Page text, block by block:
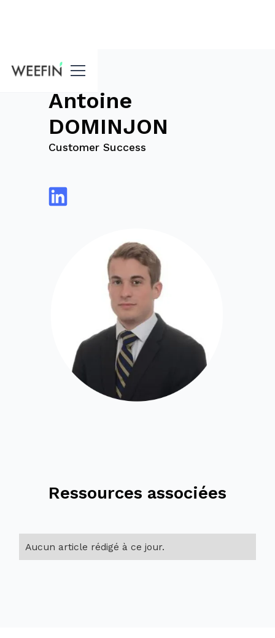
Blog
Antoine
DOMINJON
Customer Success
Ressources associées
Aucun article rédigé à ce jour.